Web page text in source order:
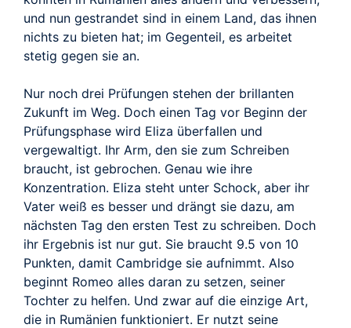
und nun gestrandet sind in einem Land, das ihnen
nichts zu bieten hat; im Gegenteil, es arbeitet
stetig gegen sie an.
Nur noch drei Prüfungen stehen der brillanten
Zukunft im Weg. Doch einen Tag vor Beginn der
Prüfungsphase wird Eliza überfallen und
vergewaltigt. Ihr Arm, den sie zum Schreiben
braucht, ist gebrochen. Genau wie ihre
Konzentration. Eliza steht unter Schock, aber ihr
Vater weiß es besser und drängt sie dazu, am
nächsten Tag den ersten Test zu schreiben. Doch
ihr Ergebnis ist nur gut. Sie braucht 9.5 von 10
Punkten, damit Cambridge sie aufnimmt. Also
beginnt Romeo alles daran zu setzen, seiner
Tochter zu helfen. Und zwar auf die einzige Art,
die in Rumänien funktioniert. Er nutzt seine